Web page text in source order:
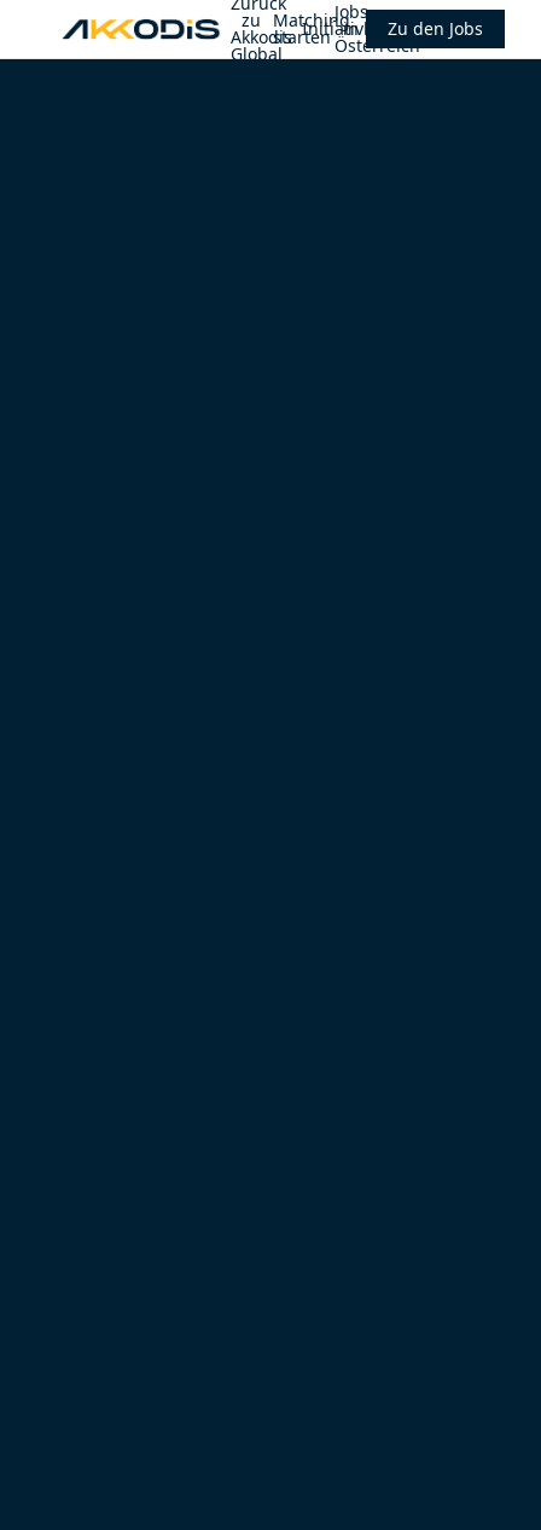
zu
Akkodis
Global
Matching
startenInitiativbewerbung
Jobs
in
Österreich
Zu den Jobs